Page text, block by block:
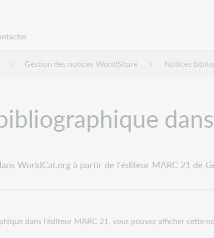
Gestion des notices WorldShare Notices
WorldCat.org à partir de l'éditeur MARC 21 de
dans l'éditeur MARC 21, vous pouvez afficher cette